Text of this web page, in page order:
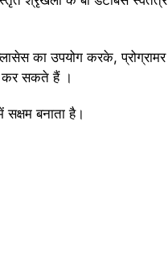
का उपयोग करके, प्रोग्रामर
कर सकते हैं ।
बनाता है।